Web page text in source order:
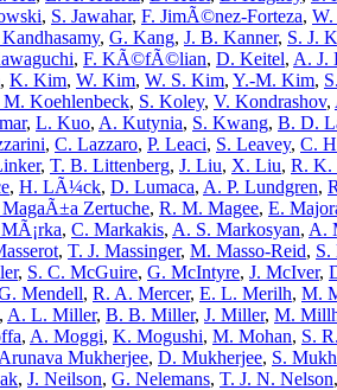
, S. Jawahar, F. JimÃ©nez-Forteza, W.
Kandhasamy, G. Kang, J. B. Kanner, S. J.
, F. KÃ©fÃ©lian, D. Keitel, A. J.
, K. Kim, W. Kim, W. S. Kim, Y.-M. Kim,
M. Koehlenbeck, S. Koley, V. Kondrashov,
, L. Kuo, A. Kutynia, S. Kwang, B. D.
, C. Lazzaro, P. Leaci, S. Leavey, C.
, T. B. Littenberg, J. Liu, X. Liu, R. K.
, H. LÃ¼ck, D. Lumaca, A. P. Lundgren,
Zertuche, R. M. Magee, E.
, C. Markakis, A. S. Markosyan, A.
, T. J. Massinger, M. Masso-Reid, S.
, S. C. McGuire, G. McIntyre, J. McIver,
Mendell, R. A. Mercer, E. L. Merilh, M.
, A. L. Miller, B. B. Miller, J. Miller, M.
, A. Moggi, K. Mogushi, M. Mohan, S.
Arunava Mukherjee, D. Mukherjee, S.
, J. Neilson, G. Nelemans, T. J. N. Nelson,